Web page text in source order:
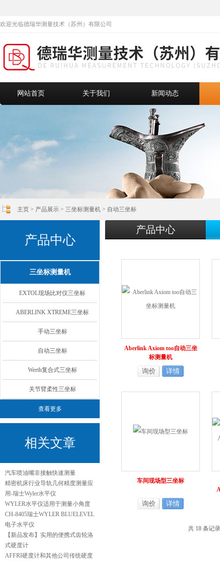
欢迎光临德瑞华测量技术（苏州）有限公司
网站首页 关于我们 新闻动态
主页 > 产品展示 > 三坐标测量机 > 自动三坐标
产品中心
三坐标测量机
EXTOL现场比对仪三坐标
ABERLINK XTREME三坐标
手动三坐标
自动三坐标
Werth复合式三坐标
关节臂柔性三坐标
查看更多
相关文章
汽车喷油嘴非接触快速测量
精密机床行业导轨几何精度测量应
用-瑞士Wyler水平仪
WYLER水平仪适用于测量小角度
CH-8405瑞士WYLER BLUELEVEL
电子水平仪
【新品发布】实用的便携式齿轮洛
式硬度计
AFFRI硬度计和其他公司传统硬度
产品中心
Aberlink Axiom too自动三坐
标测量机
询价 详情
车间现场型三坐标
询价 详情
共 18 条记